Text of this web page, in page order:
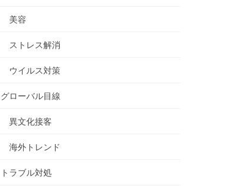
美容
ストレス解消
ウイルス対策
グローバル目線
異文化接客
海外トレンド
トラブル対処